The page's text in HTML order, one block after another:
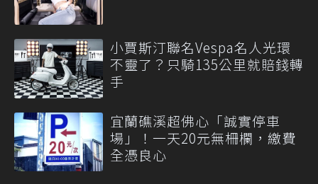
小賈斯汀聯名Vespa名人光環
不靈了？只騎135公里就賠錢轉
手
宜蘭礁溪超佛心「誠實停車
場」！一天20元無柵欄，繳費
全憑良心